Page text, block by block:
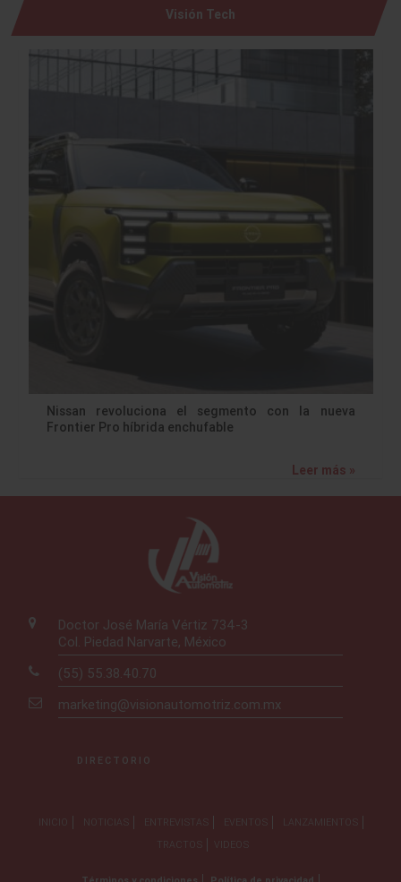
Visión Tech
Nissan revoluciona el segmento con la nueva
Frontier Pro híbrida enchufable
Leer más »
Doctor José María Vértiz 734-3
Col. Piedad Narvarte, México
(55) 55.38.40.70
marketing@visionautomotriz.com.mx
DIRECTORIO
INICIO NOTICIAS ENTREVISTAS EVENTOS
LANZAMIENTOS
TRACTOS
VIDEOS